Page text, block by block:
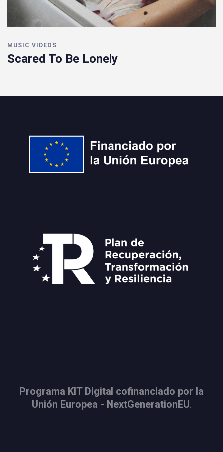
MUSIC VIDEOS
Scared To Be Lonely
Programa KIT Digital cofinanciado por la
Unión Europea - NextGenerationEU.